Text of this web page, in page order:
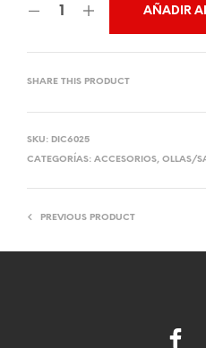
AÑADIR
SHARE THIS PRODUCT
SKU: DIC6025
CATEGORÍAS: ACCESORIOS, OLLAS/
PREVIOUS PRODUCT